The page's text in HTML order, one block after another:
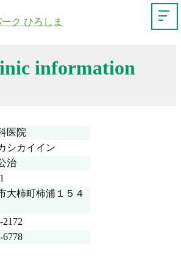
information
医院
シカイイン
治
大柿町柿浦１５４
2172
6778